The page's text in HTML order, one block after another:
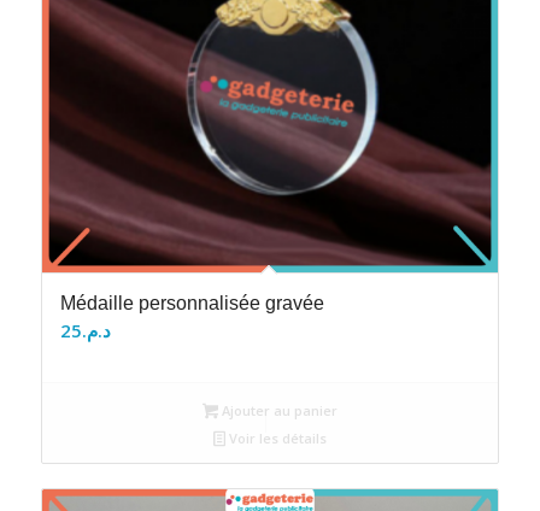
Médaille personnalisée gravée
د.م.25
Ajouter au panier
Voir les détails